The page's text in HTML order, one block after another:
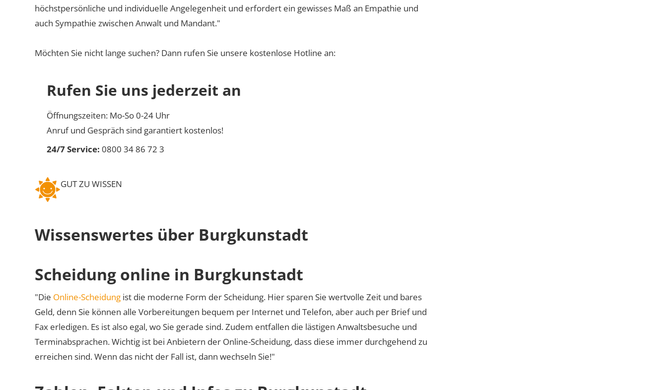
höchstpersönliche und individuelle Angelegenheit und erfordert ein gewisses Maß an Empathie und
auch Sympathie zwischen Anwalt und Mandant."
Möchten Sie nicht lange suchen? Dann rufen Sie unsere kostenlose Hotline an:
Rufen Sie uns jederzeit an
Öffnungszeiten: Mo-So 0-24 Uhr
Anruf und Gespräch sind garantiert kostenlos!
24/7 Service: 0800 34 86 72 3
GUT ZU WISSEN
Wissenswertes über Burgkunstadt
Scheidung online in Burgkunstadt
"Die Online-Scheidung ist die moderne Form der Scheidung. Hier sparen Sie wertvolle Zeit und bares
Geld, denn Sie können alle Vorbereitungen bequem per Internet und Telefon, aber auch per Brief und
Fax erledigen. Es ist also egal, wo Sie gerade sind. Zudem entfallen die lästigen Anwaltsbesuche und
Terminabsprachen. Wichtig ist bei Anbietern der Online-Scheidung, dass diese immer durchgehend zu
erreichen sind. Wenn das nicht der Fall ist, dann wechseln Sie!"